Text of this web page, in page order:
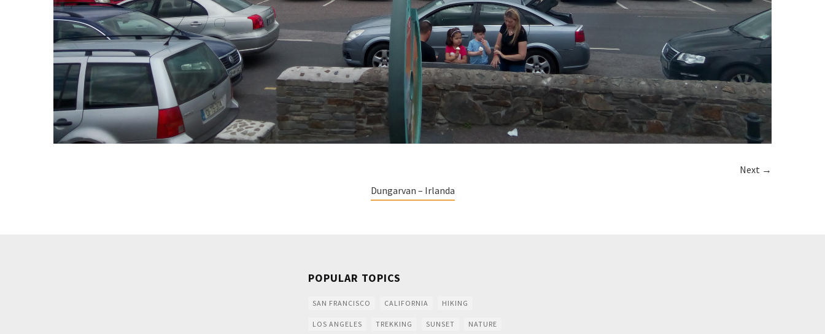
Next →
Dungarvan – Irlanda
POPULAR TOPICS
SAN FRANCISCO CALIFORNIA HIKING
LOS ANGELES TREKKING SUNSET NATURE